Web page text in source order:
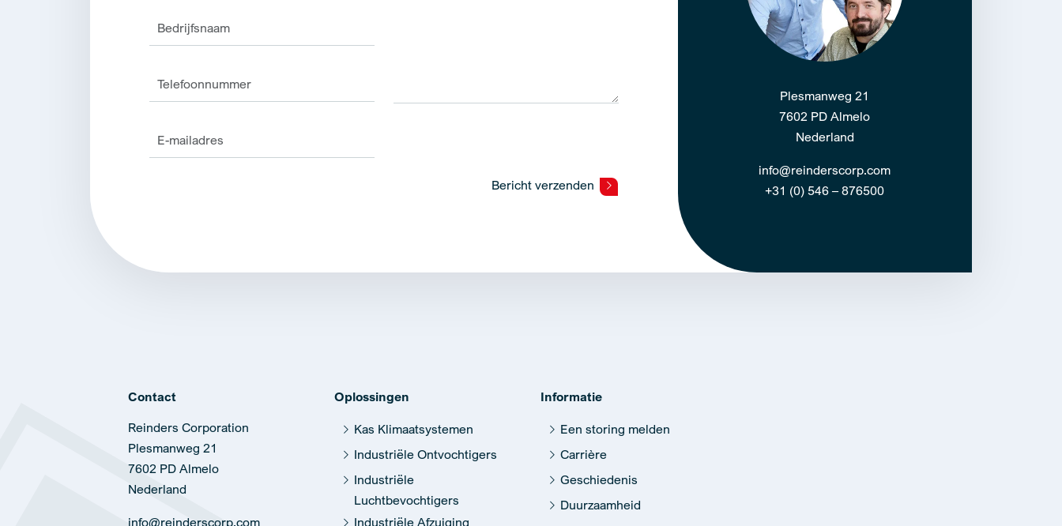
Bericht verzenden
Plesmanweg 21
7602 PD Almelo
Nederland
info@reinderscorp.com
+31 (0) 546 – 876500
Contact
Reinders Corporation
Plesmanweg 21
7602 PD Almelo
Nederland
info@reinderscorp.com
Oplossingen
Kas Klimaatsystemen
Industriële Ontvochtigers
Industriële
Luchtbevochtigers
Industriële Afzuiging
Informatie
Een storing melden
Carrière
Geschiedenis
Duurzaamheid